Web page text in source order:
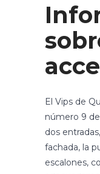
El Vips de
número 9
dos
fachada, la
escalones,